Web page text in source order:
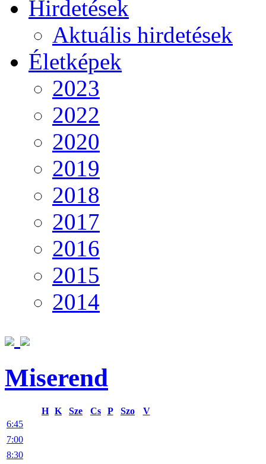
Hirdetések
Aktuális hirdetések
Életképek
2023
2022
2020
2019
2018
2017
2016
2015
2014
Miserend
H K Sze Cs P Szo
V
6:45
7:00
8:30